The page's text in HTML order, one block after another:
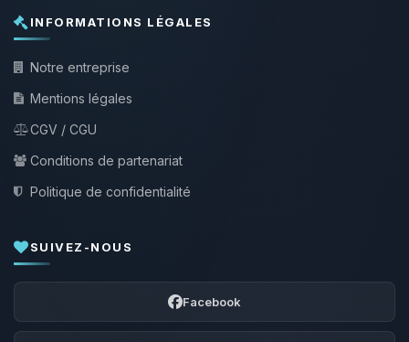
INFORMATIONS LÉGALES
Notre entreprise
Mentions légales
CGV / CGU
Conditions de partenariat
Politique de confidentialité
SUIVEZ-NOUS
Facebook